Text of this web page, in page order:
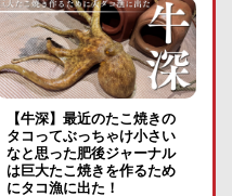
【牛深】最近のたこ焼きの
タコってぶっちゃけ小さい
なと思った肥後ジャーナル
は巨大たこ焼きを作るため
にタコ漁に出た！